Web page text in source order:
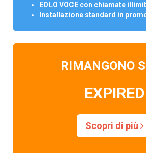
EOLO VOCE con chiamate
Installazione standard in
RIMANGONO
EXPIRED
Scopri di più